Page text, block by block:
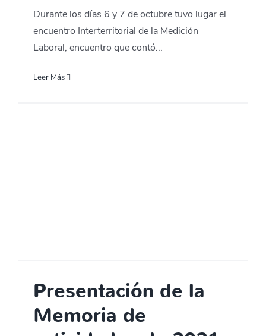
Durante los días 6 y 7 de octubre tuvo lugar el
encuentro Interterritorial de la Medición
Laboral, encuentro que contó...
Leer Más
Presentación de la
Memoria de